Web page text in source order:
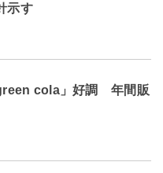
示す
cola」好調 年間販